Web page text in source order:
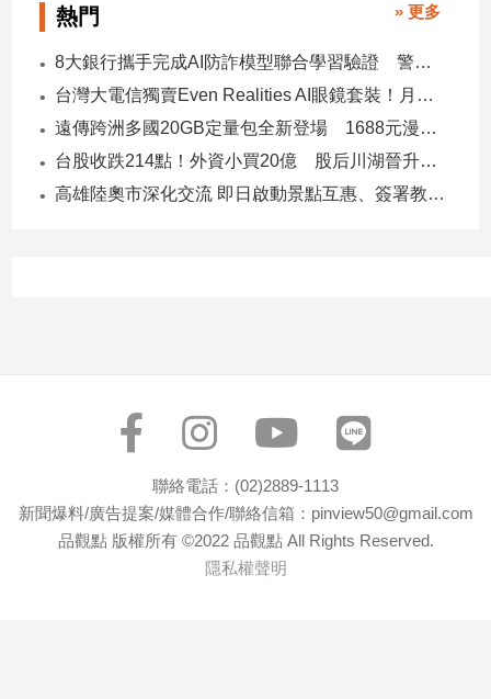
熱門 » 更多
8大銀行攜手完成AI防詐模型聯合學習驗證 警示帳戶準確度提升2倍
台灣大電信獨賣Even Realities AI眼鏡套裝！月付1399元 專案價3990
遠傳跨洲多國20GB定量包全新登場 1688元漫遊逾百國家！
台股收跌214點！外資小買20億 股后川湖晉升萬金股
高雄陸奧市深化交流 即日啟動景點互惠、簽署教育合作MOU
聯絡電話：(02)2889-1113
新聞爆料/廣告提案/媒體合作/聯絡信箱：pinview50@gmail.com
品觀點 版權所有 ©2022 品觀點 All Rights Reserved.
隱私權聲明